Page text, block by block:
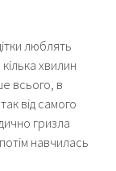
люблять
хвилин
всього, в
від самого
гризла
навчилась